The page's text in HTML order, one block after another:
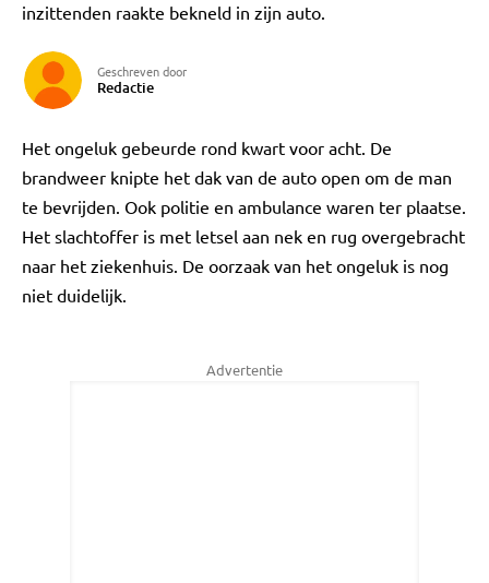
inzittenden raakte bekneld in zijn auto.
Geschreven door
Redactie
Het ongeluk gebeurde rond kwart voor acht. De
brandweer knipte het dak van de auto open om de man
te bevrijden. Ook politie en ambulance waren ter plaatse.
Het slachtoffer is met letsel aan nek en rug overgebracht
naar het ziekenhuis. De oorzaak van het ongeluk is nog
niet duidelijk.
Advertentie